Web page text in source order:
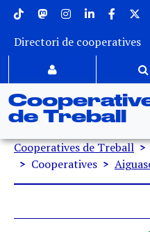
Vés al contingut
Menu superior
Directori de cooperatives
de Treball
Fil d'ariadna
Cooperatives de Treball
Cooperatives